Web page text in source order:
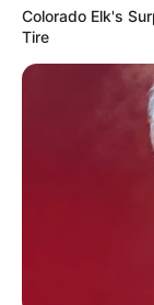
mussten die
Quermania
Colorado Elk's
Tire